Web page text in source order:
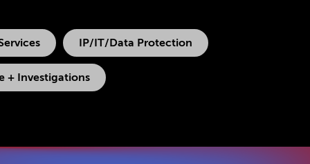
IP/IT/Data Protection
+ Investigations